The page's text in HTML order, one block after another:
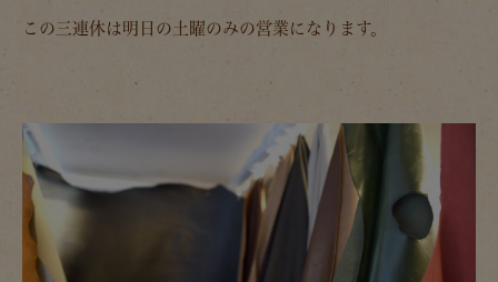
この三連休は明日の土曜のみの営業になります。